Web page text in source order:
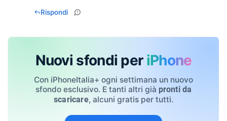
Rispondi
Nuovi sfondi per iPhone
Con iPhoneItalia+ ogni settimana un nuovo
sfondo esclusivo. E tanti altri già pronti da
scaricare, alcuni gratis per tutti.